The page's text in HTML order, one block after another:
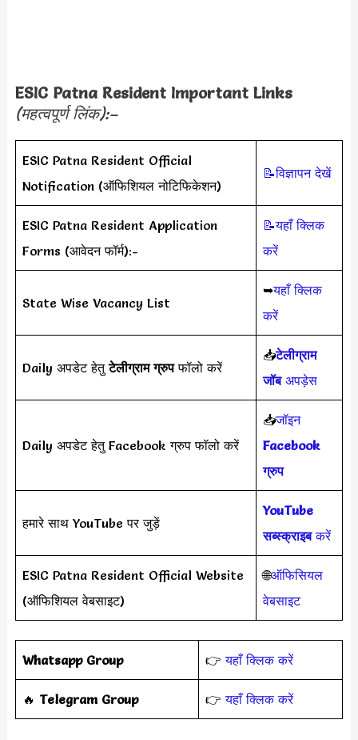
ESIC Patna Resident Important Links
(महत्वपूर्ण लिंक):–
ESIC Patna Resident Official
Notification (ऑफिशियल नोटिफिकेशन)
📝विज्ञापन देखें
ESIC Patna Resident Application
Forms (आवेदन फॉर्म):-
📝यहाँ क्लिक
करें
State Wise Vacancy List
➥यहाँ क्लिक
करें
Daily अपडेट हेतुटेलीग्राम ग्रुपफॉलो करें
📥टेलीग्राम
जॉबअपड़ेस
Daily अपडेट हेतु Facebook ग्रुप फॉलो करें
📥जॉइन
Facebook
ग्रुप
हमारे साथ YouTube पर जुड़ें
YouTube
सब्स्क्राइबकरें
ESIC Patna Resident Official Website
(ऑफिशियल वेबसाइट)
🌐ऑफिसियल
वेबसाइट
Whatsapp Group 👉यहाँ क्लिक करें
‎️‍🔥 Telegram Group 👉यहाँ क्लिक करें